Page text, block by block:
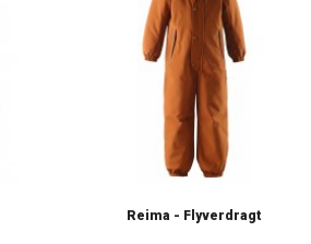
Reima - Flyverdragt